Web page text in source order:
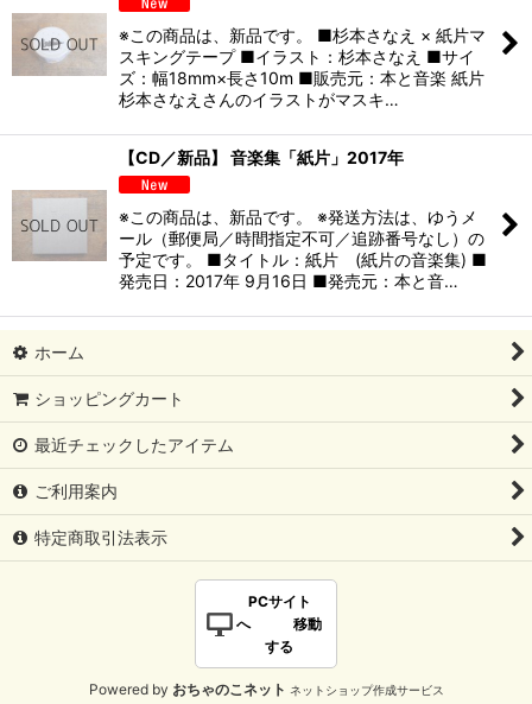
※この商品は、新品です。 ■杉本さなえ × 紙片マ
スキングテープ ■イラスト：杉本さなえ ■サイ
ズ：幅18mm×長さ10m ■販売元：本と音楽 紙片
杉本さなえさんのイラストがマスキ…
【CD／新品】 音楽集「紙片」2017年
※この商品は、新品です。 ※発送方法は、ゆうメ
ール（郵便局／時間指定不可／追跡番号なし）の
予定です。 ■タイトル：紙片 (紙片の音楽集) ■
発売日：2017年 9月16日 ■発売元：本と音…
ホーム
ショッピングカート
最近チェックしたアイテム
ご利用案内
特定商取引法表示
PCサイト
へ 移動
する
Powered by おちゃのこネット ネットショップ作成サービス